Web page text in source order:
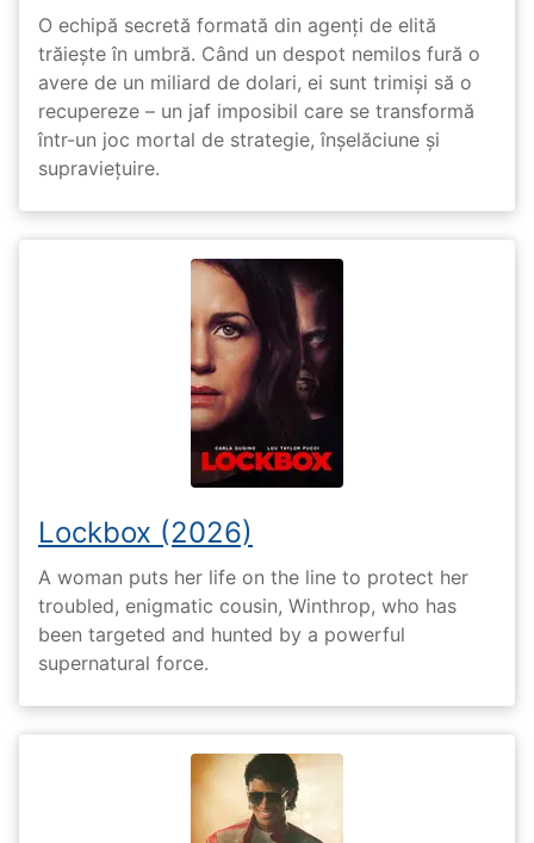
O echipă secretă formată din agenți de elită
trăiește în umbră. Când un despot nemilos fură o
avere de un miliard de dolari, ei sunt trimiși să o
recupereze – un jaf imposibil care se transformă
într-un joc mortal de strategie, înșelăciune și
supraviețuire.
Lockbox (2026)
A woman puts her life on the line to protect her
troubled, enigmatic cousin, Winthrop, who has
been targeted and hunted by a powerful
supernatural force.